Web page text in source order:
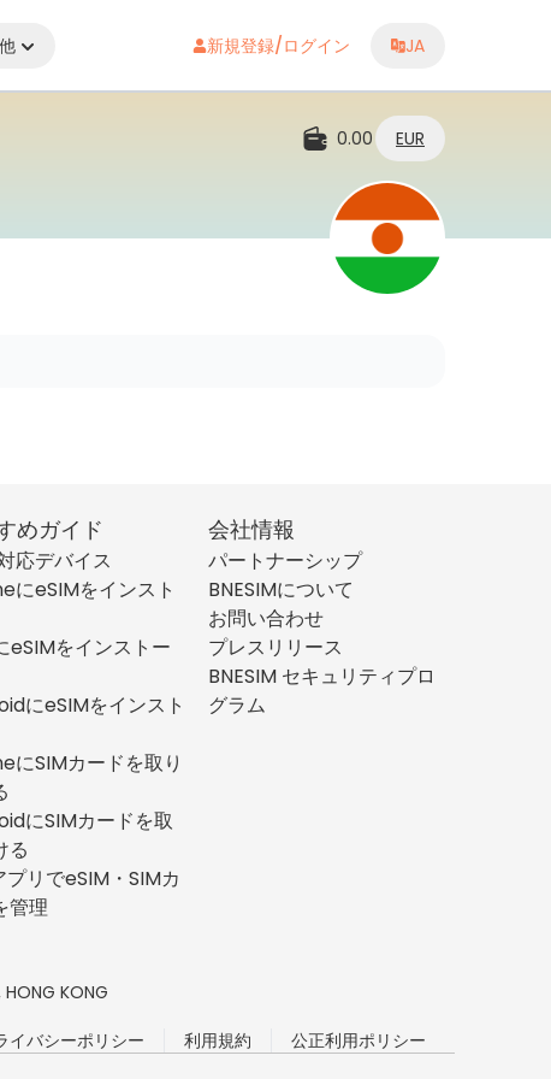
新規登録/ログイン JA
0.00 EUR
めガイド
応デバイス
にeSIMをインスト
eSIMをインストー
にeSIMをインスト
にSIMカードを取り
にSIMカードを取
る
プリでeSIM・SIMカ
管理
会社情報
パートナーシップ
BNESIMについて
お問い合わせ
プレスリリース
BNESIM セキュリティプロ
グラム
KONG
イバシーポリシー
利用規約 公正利用ポリシー